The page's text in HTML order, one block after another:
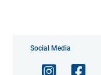
Social Media